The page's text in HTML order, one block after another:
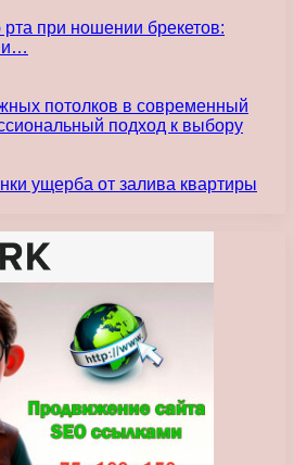
рта при ношении брекетов:
и…
потолков в современный
подход к выбору
ущерба от залива квартиры